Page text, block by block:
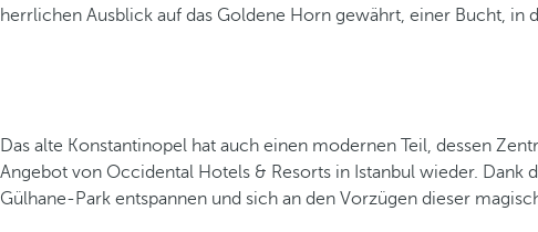
herrlichen Ausblick auf das Goldene Horn gewährt, einer Bucht, in
Das alte Konstantinopel hat auch einen modernen Teil, dessen
Angebot von Occidental Hotels & Resorts in Istanbul wieder.
Gülhane-Park entspannen und sich an den Vorzügen dieser